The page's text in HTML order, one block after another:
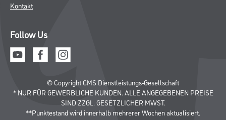
Kontakt
Follow Us
© Copyright CMS Dienstleistungs-Gesellschaft
* NUR FÜR GEWERBLICHE KUNDEN. ALLE ANGEGEBENEN PREISE
SIND ZZGL. GESETZLICHER MWST.
**Punktestand wird innerhalb mehrerer Wochen aktualisiert.